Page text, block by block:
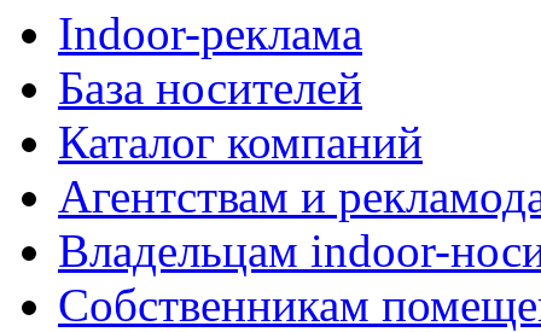
Indoor-реклама
База носителей
Каталог компаний
Агентствам и
Владельцам indoor-
Собственникам